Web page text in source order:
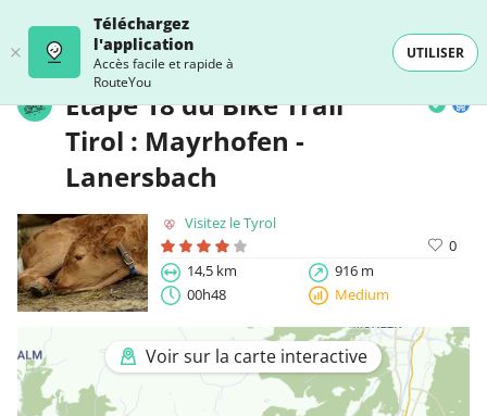
Téléchargez
l'application
Accès facile et rapide à
RouteYou
UTILISER
Étape 18 du Bike Trail
Tirol : Mayrhofen -
Lanersbach
Visitez le Tyrol
0
14,5 km
916 m
00h48
Medium
Voir sur la carte interactive